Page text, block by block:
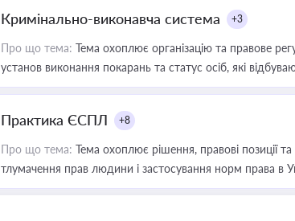
Кримінально-виконавча система +3
Про що тема: Тема охоплює організацію та правове
установ виконання покарань та статус осіб, які
Практика ЄСПЛ +8
Про що тема: Тема охоплює рішення, правові позиції
тлумачення прав людини і застосування норм права в